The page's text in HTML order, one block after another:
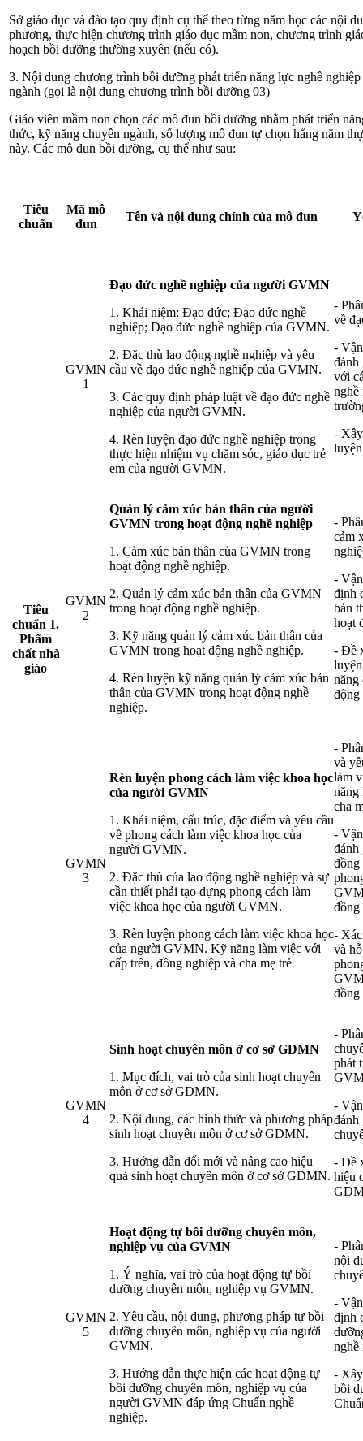
Sở giáo dục và đào tạo quy định cụ thể theo từng năm học các nội
phương, thực hiện chương trình giáo dục mầm non, chương trình
hoạch bồi dưỡng thường xuyên (nếu có).
3. Nội dung chương trình bồi dưỡng phát triển năng lực nghề
ngành (gọi là nội dung chương trình bồi dưỡng 03)
Giáo viên mầm non chọn các mô đun bồi dưỡng nhằm phát triển
thức, kỹ năng chuyên ngành, số lượng mô đun tự chọn hằng năm
này. Các mô đun bồi dưỡng, cụ thể như sau:
Tiêu
chuẩn
Mã mô
đun
Tên và nội dung chính của mô đun
Tiêu
chuẩn 1.
Phẩm
chất nhà
giáo
GVMN
1
Đạo đức nghề nghiệp của người GVMN
1. Khái niệm: Đạo đức; Đạo đức nghề
nghiệp; Đạo đức nghề nghiệp của GVMN.
2. Đặc thù lao động nghề nghiệp và yêu
cầu về đạo đức nghề nghiệp của GVMN.
3. Các quy định pháp luật về đạo đức nghề
nghiệp của người GVMN.
4. Rèn luyện đạo đức nghề nghiệp trong
thực hiện nhiệm vụ chăm sóc, giáo dục trẻ
em của người GVMN.
-
về
-
đánh
với
nghề
-
GVMN
2
Quản lý cảm xúc bản thân của người
GVMN trong hoạt động nghề nghiệp
1. Cảm xúc bản thân của GVMN trong
hoạt động nghề nghiệp.
2. Quản lý cảm xúc bản thân của GVMN
trong hoạt động nghề nghiệp.
3. Kỹ năng quản lý cảm xúc bản thân của
GVMN trong hoạt động nghề nghiệp.
4. Rèn luyện kỹ năng quản lý cảm xúc bản
thân của GVMN trong hoạt động nghề
nghiệp.
-
cảm
-
định
bản
hoạt
- Đề
năng
động
GVMN
3
Rèn luyện phong cách làm việc khoa học
của người GVMN
1. Khái niệm, cấu trúc, đặc điểm và yêu cầu
về phong cách làm việc khoa học của
người GVMN.
2. Đặc thù của lao động nghề nghiệp và sự
cần thiết phải tạo dựng phong cách làm
việc khoa học của người GVMN.
3. Rèn luyện phong cách làm việc khoa học
của người GVMN. Kỹ năng làm việc với
cấp trên, đồng nghiệp và cha mẹ trẻ
-
và
làm
năng
cha
-
đánh
đồng
đồng
-
và
đồng
GVMN
4
Sinh hoạt chuyên môn ở cơ sở GDMN
1. Mục đích, vai trò của sinh hoạt chuyên
môn ở cơ sở GDMN.
2. Nội dung, các hình thức và phương pháp
sinh hoạt chuyên môn ở cơ sở GDMN.
3. Hướng dẫn đổi mới và nâng cao hiệu
quả sinh hoạt chuyên môn ở cơ sở GDMN.
-
phát
-
đánh
- Đề
hiệu
GVMN
5
Hoạt động tự bồi dưỡng chuyên môn,
nghiệp vụ của GVMN
1. Ý nghĩa, vai trò của hoạt động tự bồi
dưỡng chuyên môn, nghiệp vụ GVMN.
2. Yêu cầu, nội dung, phương pháp tự bồi
dưỡng chuyên môn, nghiệp vụ của người
GVMN.
3. Hướng dẫn thực hiện các hoạt động tự
bồi dưỡng chuyên môn, nghiệp vụ của
người GVMN đáp ứng Chuẩn nghề
nghiệp.
-
nội
-
định
nghề
-
bồi